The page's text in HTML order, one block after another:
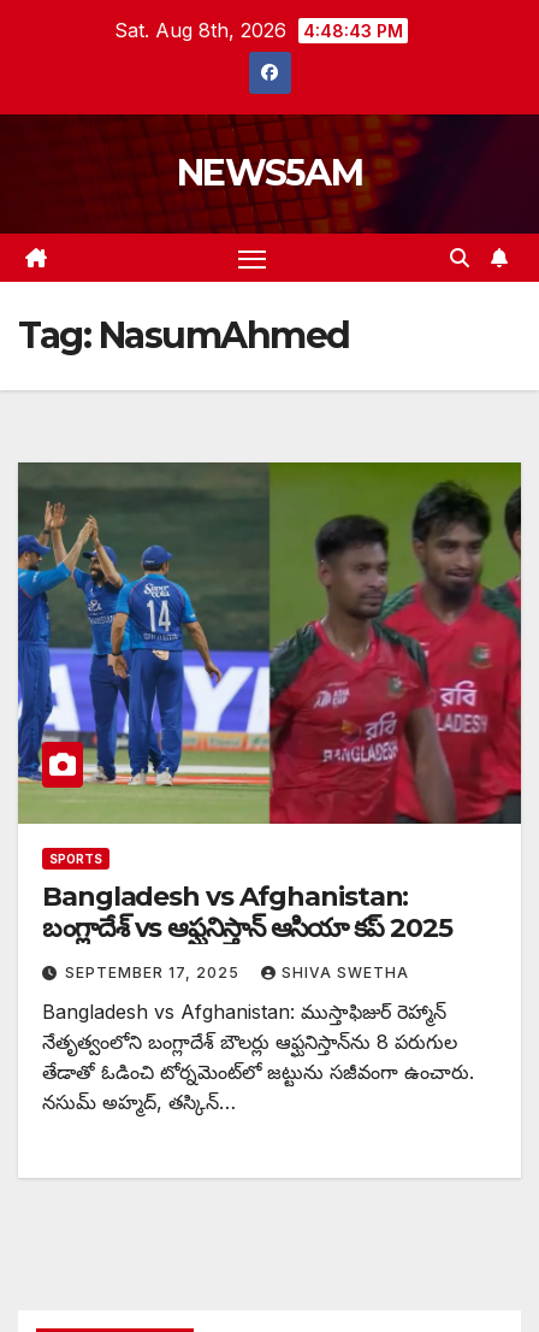
Sat. Aug 8th, 2026 4:48:44 PM
NEWS5AM
Tag: NasumAhmed
SPORTS
Bangladesh vs Afghanistan:
బంగ్లాదేశ్ vs ఆఫ్ఘనిస్తాన్ ఆసియా కప్ 2025
SEPTEMBER 17, 2025 SHIVA SWETHA
Bangladesh vs Afghanistan: ముస్తాఫిజుర్ రెహ్మాన్
నేతృత్వంలోని బంగ్లాదేశ్ బౌలర్లు ఆఫ్ఘనిస్తాన్‌ను 8 పరుగుల
తేడాతో ఓడించి టోర్నమెంట్‌లో జట్టును సజీవంగా ఉంచారు.
నసుమ్ అహ్మద్, తస్కిన్…